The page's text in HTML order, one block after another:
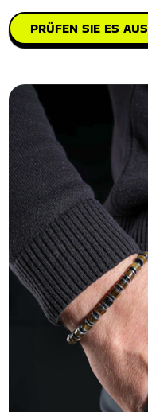
PRÜFEN SIE ES AUS